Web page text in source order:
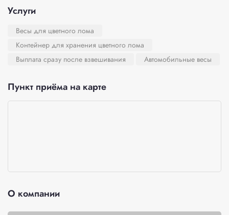
Услуги
Весы для цветного лома
Контейнер для хранения цветного лома
Выплата сразу после взвешивания
Автомобильные весы
Пункт приёма на карте
О компании